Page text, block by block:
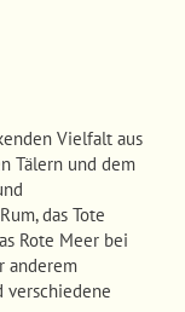
Vielfalt aus
Tälern und dem
das Tote
Rote Meer bei
anderem
verschiedene